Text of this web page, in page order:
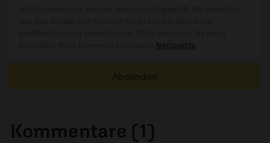
Netiquette
Absenden
Kommentare (1)